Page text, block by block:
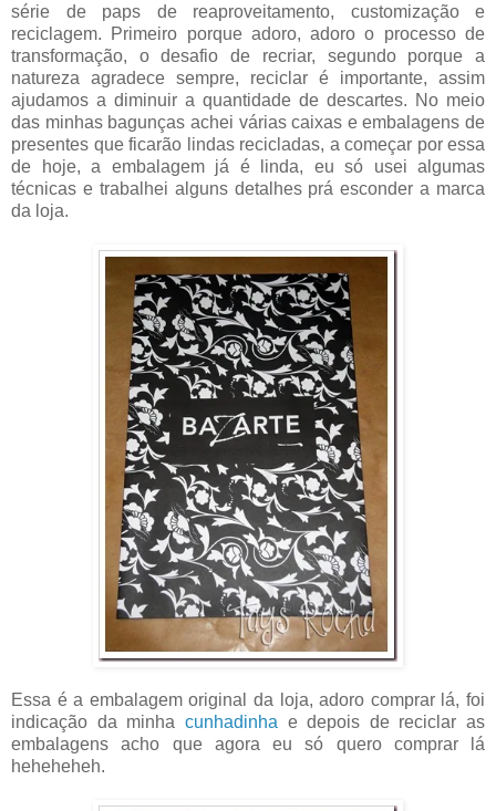
série de paps de reaproveitamento, customização e
reciclagem. Primeiro porque adoro, adoro o processo de
transformação, o desafio de recriar, segundo porque a
natureza agradece sempre, reciclar é importante, assim
ajudamos a diminuir a quantidade de descartes. No meio
das minhas bagunças achei várias caixas e embalagens de
presentes que ficarão lindas recicladas, a começar por essa
de hoje, a embalagem já é linda, eu só usei algumas
técnicas e trabalhei alguns detalhes prá esconder a marca
da loja.
Essa é a embalagem original da loja, adoro comprar lá, foi
indicação da minha cunhadinha e depois de reciclar as
embalagens acho que agora eu só quero comprar lá
heheheheh.